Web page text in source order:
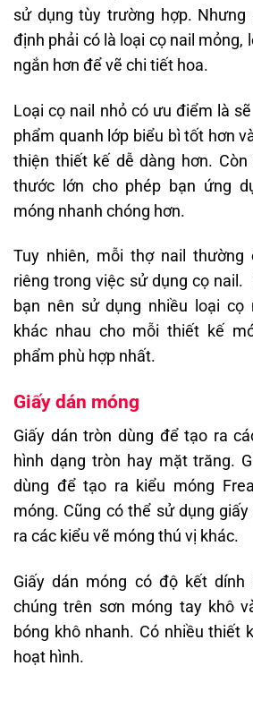
sử dụng tùy trường hợp.
định phải có là loại cọ nail mỏng,
ngắn hơn để vẽ chi tiết hoa.
Loại cọ nail nhỏ có ưu điểm là
phẩm quanh lớp biểu bì tốt hơn
thiện thiết kế dễ dàng hơn.
thước lớn cho phép bạn ứng
móng nhanh chóng hơn.
Tuy nhiên, mỗi thợ nail thường
riêng trong việc sử dụng cọ
bạn nên sử dụng nhiều loại cọ
khác nhau cho mỗi thiết kế
phẩm phù hợp nhất.
Giấy dán móng
Giấy dán tròn dùng để tạo ra
hình dạng tròn hay mặt trăng.
dùng để tạo ra kiểu móng
móng. Cũng có thể sử dụng
ra các kiểu vẽ móng thú vị khác.
Giấy dán móng có độ kết dính
chúng trên sơn móng tay khô
bóng khô nhanh. Có nhiều thiết
hoạt hình.